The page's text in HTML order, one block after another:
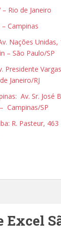
Rio de Janeiro
Campinas
Nações Unidas,
– São Paulo/SP
Presidente
Janeiro/RJ
Av. Sr. José
Campinas/SP
R. Pasteur,
Excel